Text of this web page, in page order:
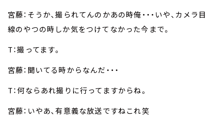
宮藤：そうか、撮られてんのかあの時俺・・・いや、カメラ目
線のやつの時しか気をつけてなかった今まで。
T：撮ってます。
宮藤：聞いてる時からなんだ・・・
T：何ならあれ撮りに行ってますからね。
宮藤：いやあ、有意義な放送ですねこれ笑